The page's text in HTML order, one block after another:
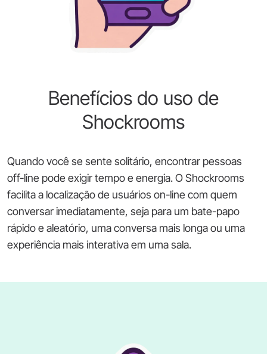
Benefícios do uso de
Shockrooms
Quando você se sente solitário, encontrar pessoas
off-line pode exigir tempo e energia. O Shockrooms
facilita a localização de usuários on-line com quem
conversar imediatamente, seja para um bate-papo
rápido e aleatório, uma conversa mais longa ou uma
experiência mais interativa em uma sala.